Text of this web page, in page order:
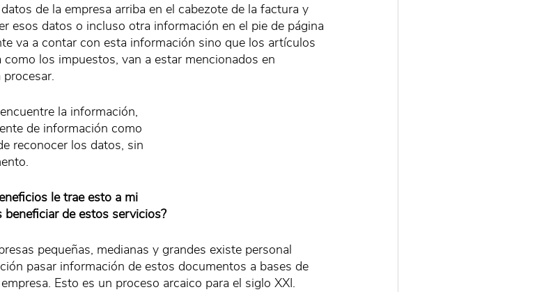
de la empresa arriba en el cabezote de la factura y
esos datos o incluso otra información en el pie de página
va a contar con esta información sino que los artículos
los impuestos, van a estar mencionados en
la información,
de información como
reconocer los datos, sin
le trae esto a mi
beneficiar de estos servicios?
pequeñas, medianas y grandes existe personal
pasar información de estos documentos a bases de
Esto es un proceso arcaico para el siglo XXI.